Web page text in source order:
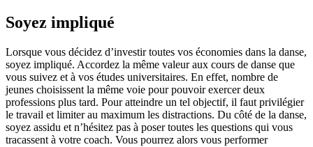
Soyez impliqué
Lorsque vous décidez d’investir toutes vos économies dans la danse,
soyez impliqué. Accordez la même valeur aux cours de danse que
vous suivez et à vos études universitaires. En effet, nombre de
jeunes choisissent la même voie pour pouvoir exercer deux
professions plus tard. Pour atteindre un tel objectif, il faut privilégier
le travail et limiter au maximum les distractions. Du côté de la danse,
soyez assidu et n’hésitez pas à poser toutes les questions qui vous
tracassent à votre coach. Vous pourrez alors vous performer